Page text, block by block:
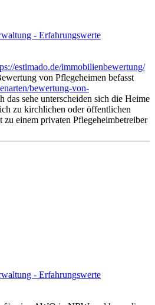
- Erfahrungswerte
estimado.de/immobilienbewertung/
von Pflegeheimen befasst
bewertung-von-
das sehe unterscheiden sich die Heime
zu kirchlichen oder öffentlichen
einem privaten Pflegeheimbetreiber
- Erfahrungswerte